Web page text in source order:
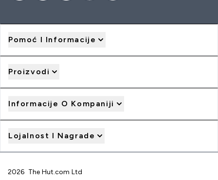
Pomoć I Informacije
Proizvodi
Informacije O Kompaniji
Lojalnost I Nagrade
2026 The Hut.com Ltd